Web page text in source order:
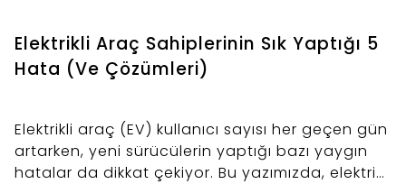
Elektrikli Araç Sahiplerinin Sık Yaptığı 5
Hata (Ve Çözümleri)
Elektrikli araç (EV) kullanıcı sayısı her geçen gün
artarken, yeni sürücülerin yaptığı bazı yaygın
hatalar da dikkat çekiyor. Bu yazımızda, elektrikli